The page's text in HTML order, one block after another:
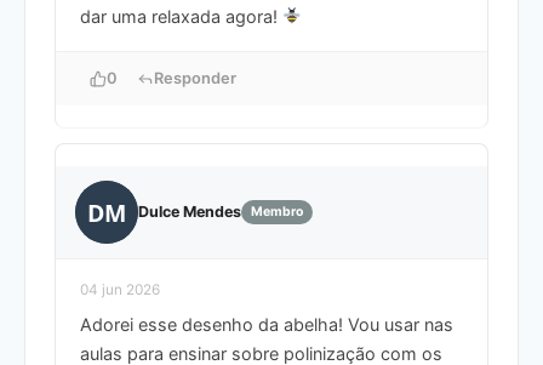
dar uma relaxada agora!
0 Responder
DM Dulce Mendes Membro
04 jun 2026
Adorei esse desenho da abelha! Vou usar nas
aulas para ensinar sobre polinização com os